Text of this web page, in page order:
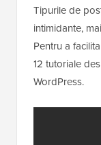
Tipurile de
intimidante,
Pentru a
12 tutoriale
WordPress.